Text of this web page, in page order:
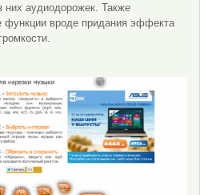
них аудиодорожек. Также
функции вроде придания эффекта